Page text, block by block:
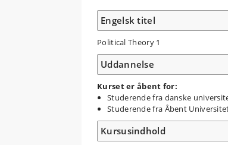
Engelsk titel
Political Theory 1
Uddannelse
Kurset er åbent for:
Studerende fra danske
Studerende fra Åbent
Kursusindhold